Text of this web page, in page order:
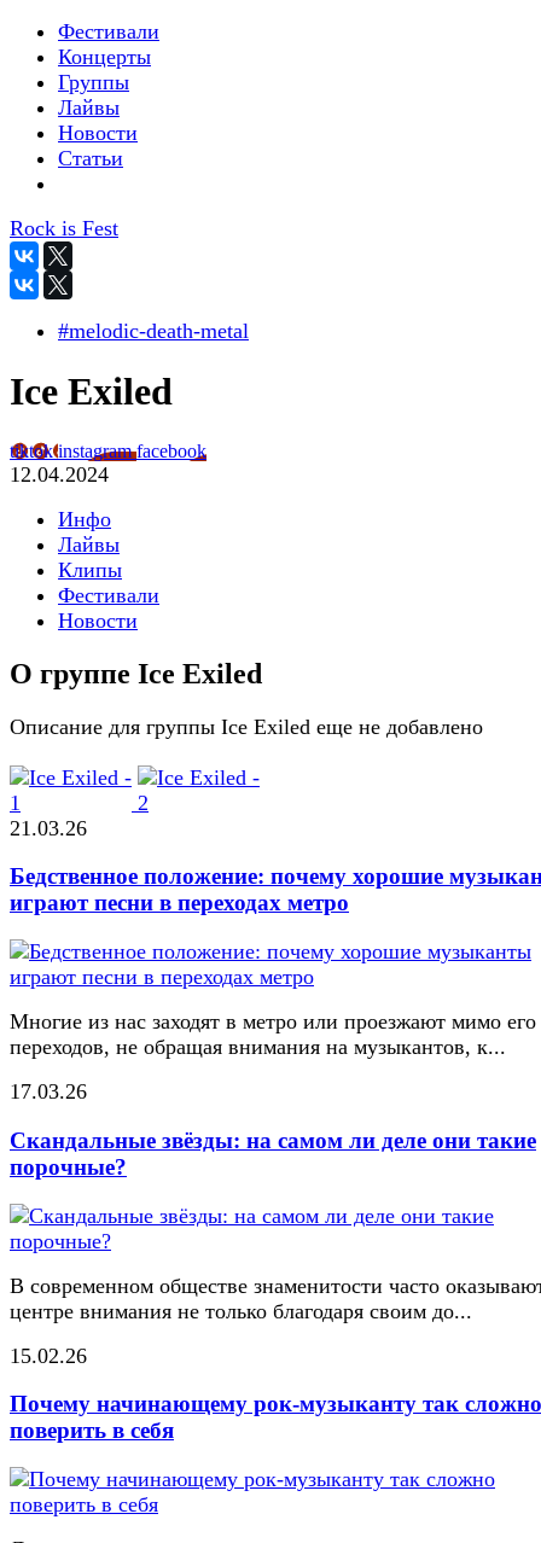
Фестивали
Концерты
Группы
Лайвы
Новости
Статьи
Rock is Fest
#melodic-death-metal
Ice Exiled
tiktokinstagramfacebook
12.04.2024
Инфо
Лайвы
Клипы
Фестивали
Новости
О группе Ice Exiled
Описание для группы Ice Exiled еще не добавлено
21.03.26
Бедственное положение: почему хорошие
играют песни в переходах метро
Многие из нас заходят в метро или проезжают мимо его
переходов, не обращая внимания на музыкантов, к...
17.03.26
Скандальные звёзды: на самом ли деле они такие
порочные?
В современном обществе знаменитости часто
центре внимания не только благодаря своим до...
15.02.26
Почему начинающему рок-музыканту так сложно
поверить в себя